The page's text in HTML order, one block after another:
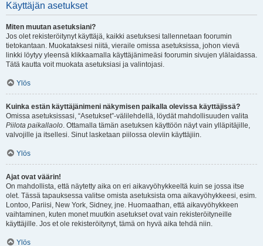
Käyttäjän asetukset
Miten muutan asetuksiani?
Jos olet rekisteröitynyt käyttäjä, kaikki asetuksesi tallennetaan foorumin
tietokantaan. Muokataksesi niitä, vieraile omissa asetuksissa, johon vievä
linkki löytyy yleensä klikkaamalla käyttäjänimeäsi foorumin sivujen ylälaidassa.
Tätä kautta voit muokata asetuksiasi ja valintojasi.
Ylös
Kuinka estän käyttäjänimeni näkymisen paikalla olevissa käyttäjissä?
Omissa asetuksissasi, “Asetukset”-välilehdellä, löydät mahdollisuuden valita
Piilota paikallaolo. Ottamalla tämän asetuksen käyttöön näyt vain ylläpitäjille,
valvojille ja itsellesi. Sinut lasketaan piilossa oleviin käyttäjiin.
Ylös
Ajat ovat väärin!
On mahdollista, että näytetty aika on eri aikavyöhykkeeltä kuin se jossa itse
olet. Tässä tapauksessa valitse omista asetuksista oma aikavyöhykkeesi, esim.
Lontoo, Pariisi, New York, Sidney, jne. Huomaathan, että aikavyöhykkeen
vaihtaminen, kuten monet muutkin asetukset ovat vain rekisteröityneille
käyttäjille. Jos et ole rekisteröitynyt, tämä on hyvä aika tehdä niin.
Ylös